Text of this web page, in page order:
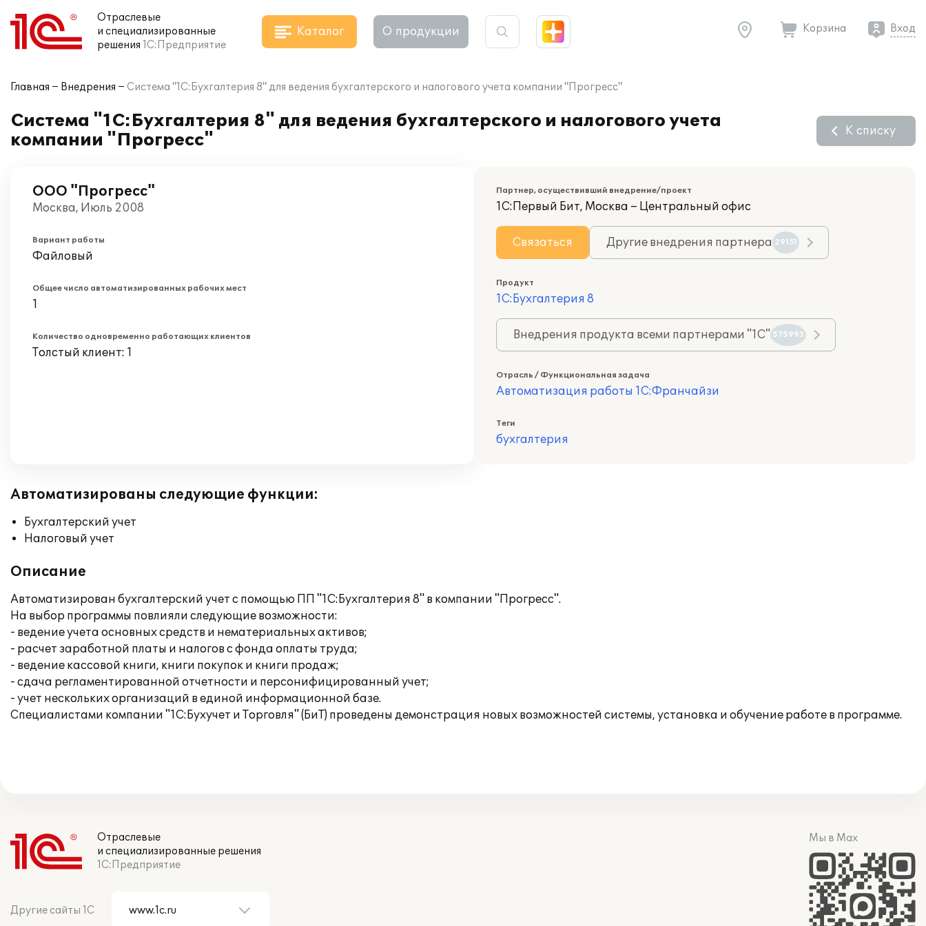
Отраслевые
и специализированные
решения 1С:Предприятие
Каталог О продукции Корзина Вход
Главная Внедрения Система "1С:Бухгалтерия 8" для ведения бухгалтерского и налогового учета компании "Прогресс"
Система "1С:Бухгалтерия 8" для ведения бухгалтерского и налогового учета
компании "Прогресс"
К списку
ООО "Прогресс"
Москва, Июль 2008
Вариант работы
Файловый
Общее число автоматизированных рабочих мест
1
Количество одновременно работающих клиентов
Толстый клиент: 1
Партнер, осуществивший внедрение/проект
1С:Первый Бит, Москва – Центральный офис
Связаться Другие внедрения партнера 29151
Продукт
1С:Бухгалтерия 8
Внедрения продукта всеми партнерами "1С" 575993
Отрасль / Функциональная задача
Автоматизация работы 1С:Франчайзи
Теги
бухгалтерия
Автоматизированы следующие функции:
Бухгалтерский учет
Налоговый учет
Описание
Автоматизирован бухгалтерский учет с помощью ПП "1С:Бухгалтерия 8" в компании "Прогресс".
На выбор программы повлияли следующие возможности:
- ведение учета основных средств и нематериальных активов;
- расчет заработной платы и налогов с фонда оплаты труда;
- ведение кассовой книги, книги покупок и книги продаж;
- сдача регламентированной отчетности и персонифицированный учет;
- учет нескольких организаций в единой информационной базе.
Специалистами компании "1С:Бухучет и Торговля" (БиТ) проведены демонстрация новых возможностей системы, установка и обучение работе в программе.
Отраслевые
и специализированные решения
1С:Предприятие
Другие сайты 1С
Мы в Max